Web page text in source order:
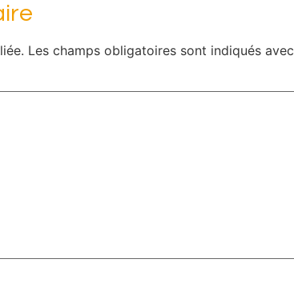
Les champs obligatoires sont indiqués avec